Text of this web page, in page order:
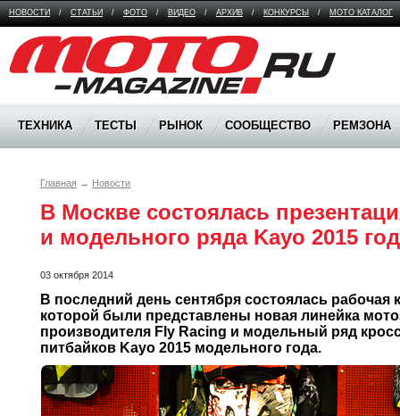
НОВОСТИ / СТАТЬИ / ФОТО / ВИДЕО / АРХИВ / КОНКУРСЫ / МОТО КАТАЛОГ
Moto Magazine
ТЕХНИКА ТЕСТЫ РЫНОК СООБЩЕСТВО РЕМЗОНА
Главная → Новости
В Москве состоялась
и модельного ряда Kayo 2015
03 октября 2014
В последний день сентября состоялась рабочая
которой были представлены новая линейка
производителя Fly Racing и модельный ряд
питбайков Kayo 2015 модельного года.